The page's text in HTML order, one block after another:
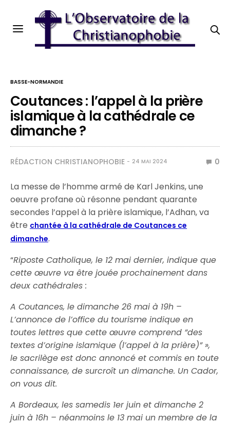
BASSE-NORMANDIE
Coutances : l’appel à la prière
islamique à la cathédrale ce
dimanche ?
RÉDACTION CHRISTIANOPHOBIE 24 MAI 2024 0
La messe de l’homme armé de Karl Jenkins, une
oeuvre profane où résonne pendant quarante
secondes l’appel à la prière islamique, l’Adhan, va
être chantée à la cathédrale de Coutances ce
dimanche.
“Riposte Catholique, le 12 mai dernier, indique que
cette œuvre va être jouée prochainement dans
deux cathédrales :
A Coutances, le dimanche 26 mai à 19h –
L’annonce de l’office du tourisme indique en
toutes lettres que cette œuvre comprend ”des
textes d’origine islamique (l’appel à la prière)” »,
le sacrilège est donc annoncé et commis en toute
connaissance, de surcroît un dimanche. Un Cador,
on vous dit.
A Bordeaux, les samedis 1er juin et dimanche 2
juin à 16h – néanmoins le 13 mai un membre de la